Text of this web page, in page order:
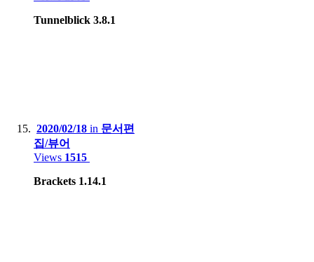
Tunnelblick 3.8.1
2020/02/18 in 문서편
집/뷰어
Views 1515
Brackets 1.14.1